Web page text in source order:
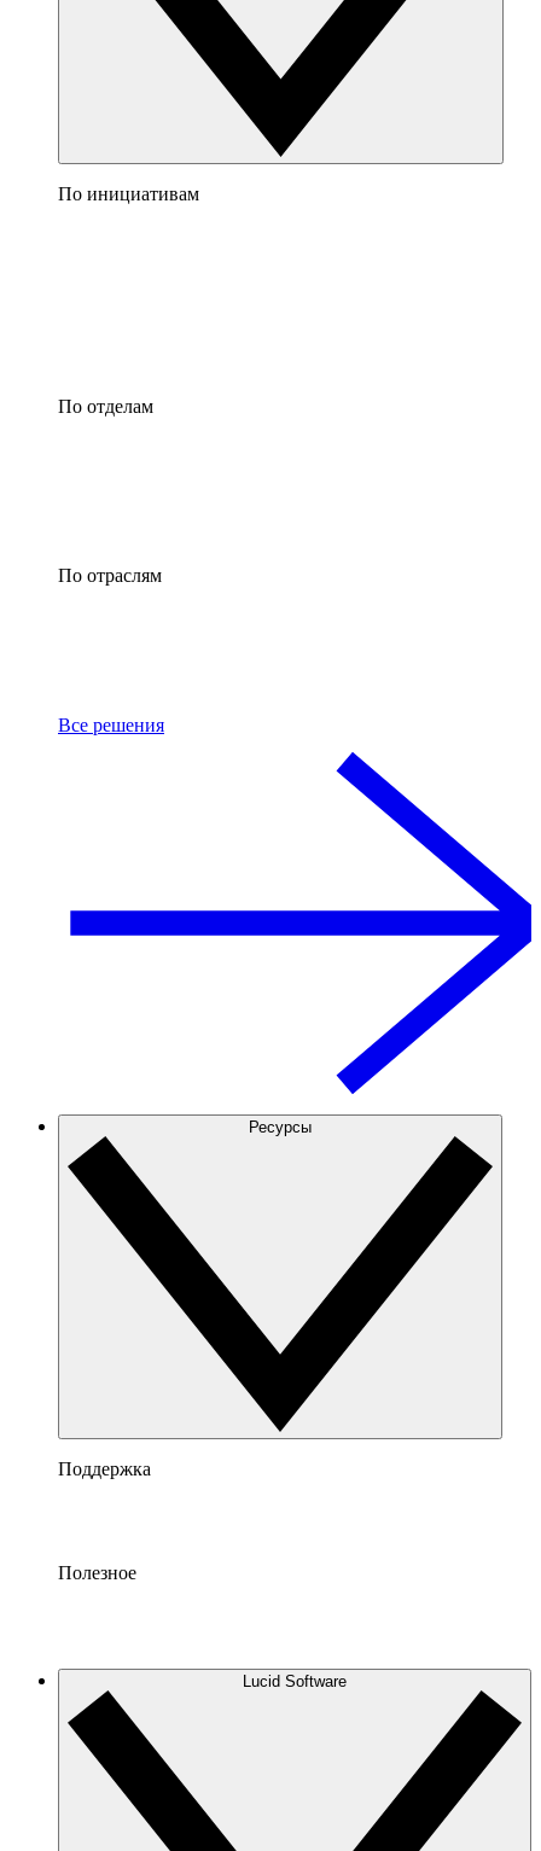
По инициативам
По отделам
По отраслям
Все решения
Ресурсы
Поддержка
Полезное
Lucid Software